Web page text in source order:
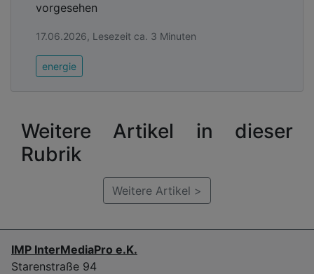
vorgesehen
17.06.2026, Lesezeit ca. 3 Minuten
energie
Weitere Artikel in dieser
Rubrik
Weitere Artikel >
IMP InterMediaPro e.K.
Starenstraße 94